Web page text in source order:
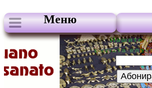
Меню
Нашите
Вашата